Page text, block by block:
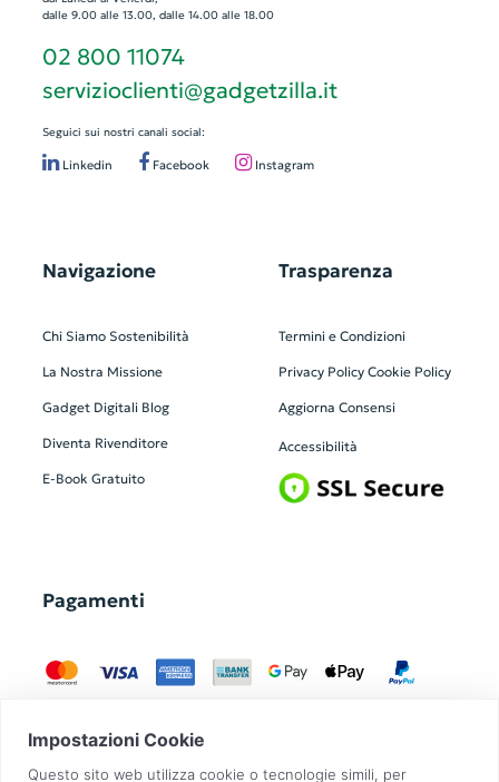
dalle 9.00 alle 13.00, dalle 14.00 alle 18.00
02 800 11074
servizioclienti@gadgetzilla.it
Seguici sui nostri canali social:
Linkedin Facebook Instagram
Navigazione
Chi Siamo Sostenibilità
La Nostra Missione
Gadget Digitali Blog
Diventa Rivenditore
E-Book Gratuito
Trasparenza
Termini e Condizioni
Privacy Policy Cookie Policy
Aggiorna Consensi
Accessibilità
Pagamenti